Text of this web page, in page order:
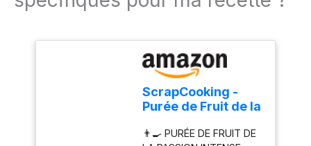
ScrapCooking -
Purée de Fruit de la
Purée de Fruits
👨‍🍳 PURÉE DE FRUIT DE